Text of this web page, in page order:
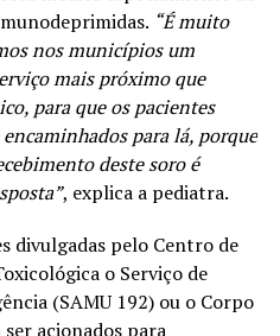
“É muito
nos municípios um
mais próximo que
para que os pacientes
para lá, porque
deste soro é
, explica a pediatra.
divulgadas pelo Centro de
o Serviço de
(SAMU 192) ou o Corpo
acionados para